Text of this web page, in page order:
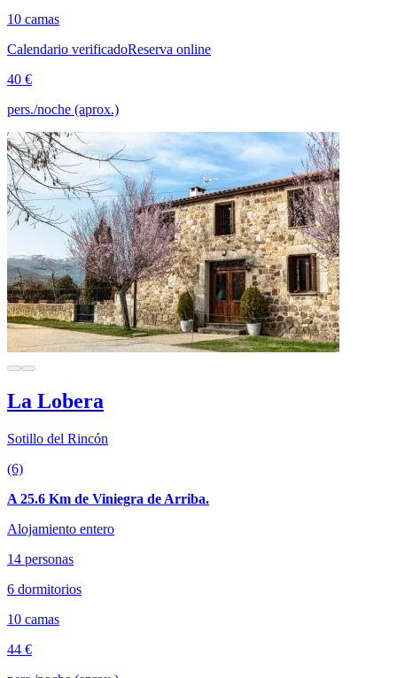
10 camas
Calendario verificadoReserva online
40 €
pers./noche (aprox.)
La Lobera
Sotillo del Rincón
(6)
A 25.6 Km de Viniegra de Arriba.
Alojamiento entero
14 personas
6 dormitorios
10 camas
44 €